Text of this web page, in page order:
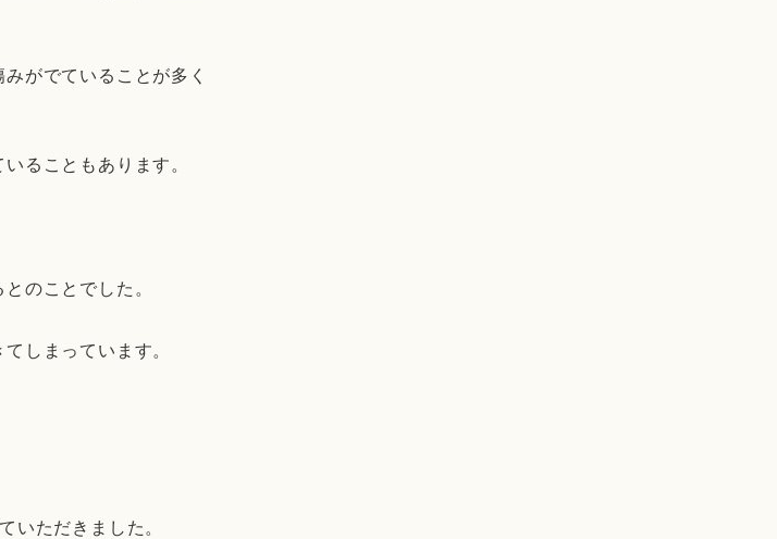
がでていることが多く
ることもあります。
のことでした。
しまっています。
いただきました。